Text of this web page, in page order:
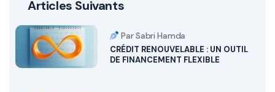
Articles Suivants
Par Sabri Hamda
CRÉDIT RENOUVELABLE : UN OUTIL
DE FINANCEMENT FLEXIBLE